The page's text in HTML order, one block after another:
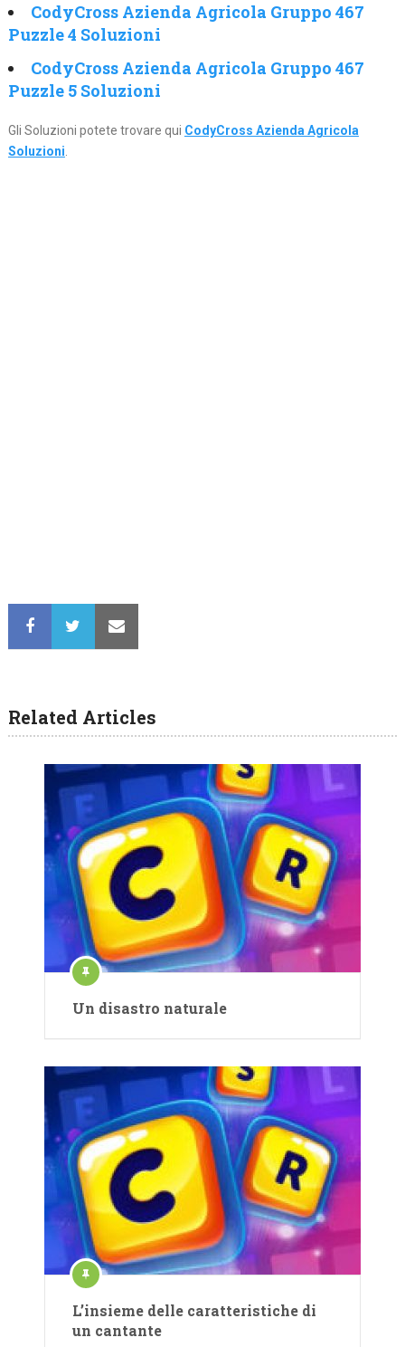
CodyCross Azienda Agricola Gruppo 467
Puzzle 4 Soluzioni
CodyCross Azienda Agricola Gruppo 467
Puzzle 5 Soluzioni
Gli Soluzioni potete trovare qui CodyCross Azienda Agricola
Soluzioni.
Related Articles
Un disastro naturale
L’insieme delle caratteristiche di
un cantante